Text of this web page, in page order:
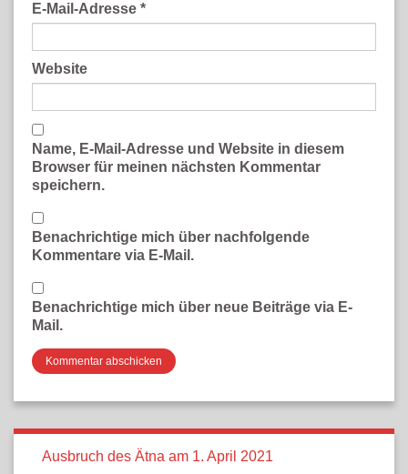
E-Mail-Adresse *
Website
Name, E-Mail-Adresse und Website in diesem
Browser für meinen nächsten Kommentar
speichern.
Benachrichtige mich über nachfolgende
Kommentare via E-Mail.
Benachrichtige mich über neue Beiträge via E-
Mail.
Ausbruch des Ätna am 1. April 2021